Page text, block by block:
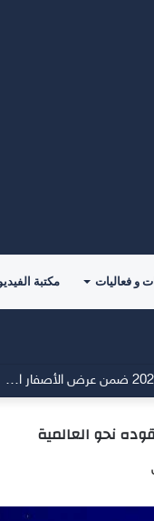
و فعاليات مكتبة
شركة توزيع وتسويق السيارات المحدودة تسلّط الضوء على سيارة HAVAL V7 موديل 2027 ضمن عرض الأصفار الثلاثة
نحو العالمية